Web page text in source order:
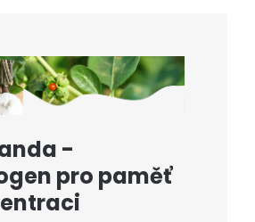
-
pro paměť